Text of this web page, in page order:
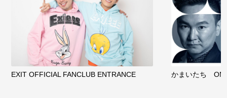
EXIT OFFICIAL FANCLUB ENTRANCE かまいたち